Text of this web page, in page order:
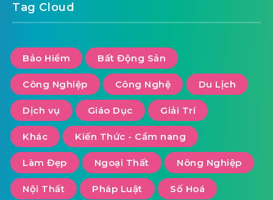
Tag Cloud
Bảo Hiểm Bất Động Sản
Công Nghiệp Công Nghệ Du Lịch
Dịch vụ Giáo Dục Giải Trí
Khác Kiến Thức - Cẩm nang
Làm Đẹp Ngoại Thất Nông Nghiệp
Nội Thất Pháp Luật Số Hoá